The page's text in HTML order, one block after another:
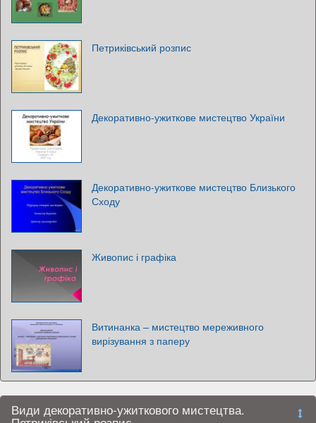
Петриківський розпис
Декоративно-ужиткове мистецтво України
Декоративно-ужиткове мистецтво Близького
Сходу
Живопис і графіка
Витинанка – мистецтво мереживного
вирізування з паперу
Види декоративно-ужиткового мистецтва.